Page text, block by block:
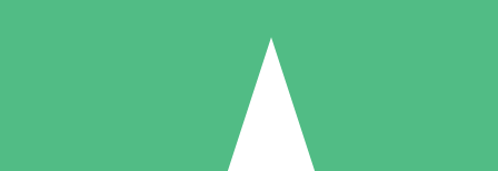
Individuele Creditpakketten
per gebruik met downloadtegoeden. Geen maandelijkse verplichting